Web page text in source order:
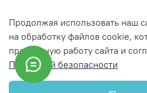
© 2025 Любое использование
разрешения запрещено
Продолжая использовать наш
на обработку файлов cookie,
правильную работу сайта и
Политикой безопасности